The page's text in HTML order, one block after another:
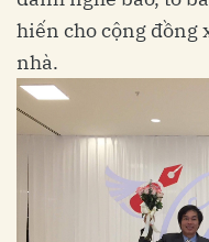
hiến cho cộng đồng
nhà.